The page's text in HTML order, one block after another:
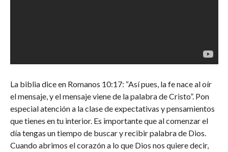
La biblia dice en Romanos 10:17: “Así pues, la fe nace al oír
el mensaje, y el mensaje viene de la palabra de Cristo”. Pon
especial atención a la clase de expectativas y pensamientos
que tienes en tu interior. Es importante que al comenzar el
día tengas un tiempo de buscar y recibir palabra de Dios.
Cuando abrimos el corazón a lo que Dios nos quiere decir,